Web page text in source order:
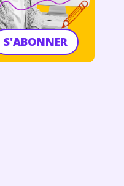
S'ABONNER